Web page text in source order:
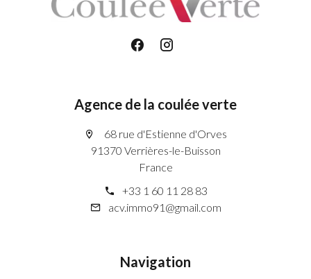
Agence de la coulée verte
68 rue d'Estienne d'Orves
91370 Verrières-le-Buisson
France
+33 1 60 11 28 83
acv.immo91@gmail.com
Navigation